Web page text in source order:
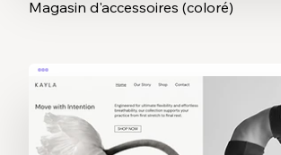
Magasin d'accessoires (coloré)